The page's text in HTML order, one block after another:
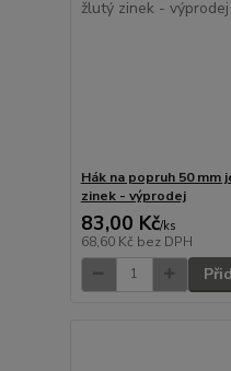
Hák na popruh 50 mm
zinek - výprodej
83,00 Kč/ks
68,60 Kč bez DPH